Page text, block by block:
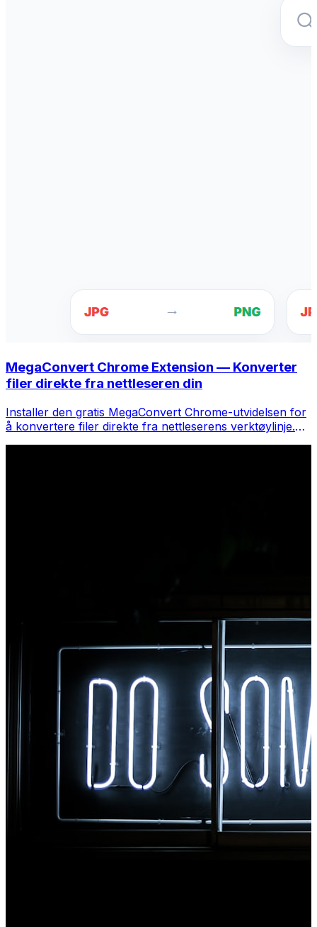
MegaConvert Chrome Extension — Konverter
filer direkte fra nettleseren din
Installer den gratis MegaConvert Chrome-utvidelsen for
å konvertere filer direkte fra nettleserens verktøylinje.